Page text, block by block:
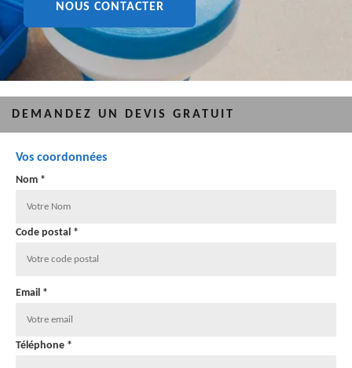
NOUS CONTACTER
DEMANDEZ UN DEVIS GRATUIT
Vos coordonnées
Nom *
Code postal *
Email *
Téléphone *